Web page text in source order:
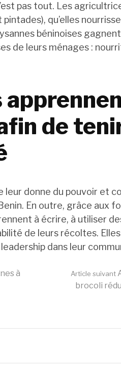
pas tout. Les
qu’elles
béninoises
de leurs ménages :
de
leur donne du pouvoir et
En outre, grâce aux
à écrire, à utiliser
de leurs récoltes.
dans leur
à
Article suivant
brocoli